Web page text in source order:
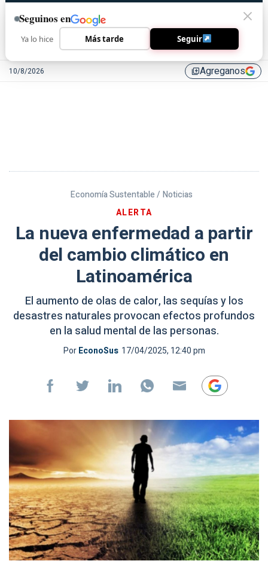
10/8/2026 library_addAgreganos
Economía Sustentable / Noticias
ALERTA
La nueva enfermedad a partir
del cambio climático en
Latinoamérica
El aumento de olas de calor, las sequías y los
desastres naturales provocan efectos profundos
en la salud mental de las personas.
PorEconoSus 17/04/2025, 12:40 pm
Seguinos en
Ya lo hice Más tarde Seguir